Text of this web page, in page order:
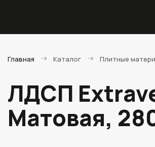
Главная Каталог Плитные
ЛДСП
Матовая,